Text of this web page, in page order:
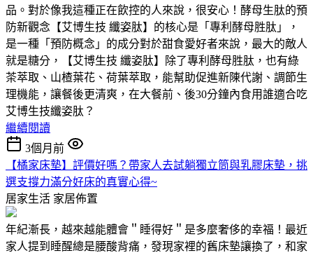
品。對於像我這種正在飲控的人來說，很安心！酵母生肽的預
防新觀念【艾博生技 纖姿肽】的核心是「專利酵母胜肽」，
是一種「預防概念」的成分對於甜食愛好者來說，最大的敵人
就是糖分，【艾博生技 纖姿肽】除了專利酵母胜肽，也有綠
茶萃取、山楂葉花、荷葉萃取，能幫助促進新陳代謝、調節生
理機能，讓餐後更清爽，在大餐前、後30分鐘內食用誰適合吃
艾博生技纖姿肽？
繼續閱讀
3個月前
【橘家床墊】評價好嗎？帶家人去試躺獨立筒與乳膠床墊，挑
選支撐力滿分好床的真實心得~
居家生活 家居佈置
年紀漸長，越來越能體會＂睡得好＂是多麼奢侈的幸福！最近
家人提到睡醒總是腰酸背痛，發現家裡的舊床墊讓換了，和家